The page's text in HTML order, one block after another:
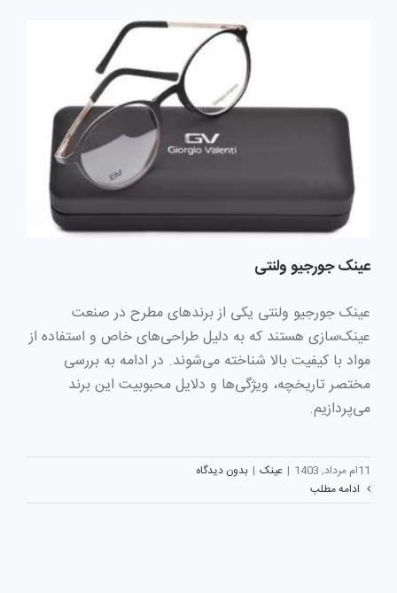
عینک‌ جورجیو ولنتی
عینک‌ جورجیو ولنتی یکی از برندهای مطرح در صنعت
عینک‌سازی هستند که به دلیل طراحی‌های خاص و استفاده از
مواد با کیفیت بالا شناخته می‌شوند. در ادامه به بررسی
مختصر تاریخچه، ویژگی‌ها و دلایل محبوبیت این برند
می‌پردازیم.
11ام مرداد, 1403 | عینک | بدون دیدگاه
ادامه مطلب